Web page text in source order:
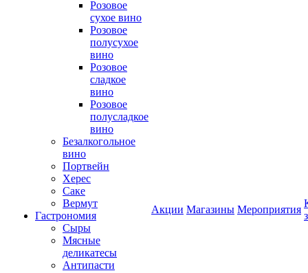
Розовое
сухое вино
Розовое
полусухое
вино
Розовое
сладкое
вино
Розовое
полусладкое
вино
Безалкогольное
вино
Портвейн
Херес
Саке
Вермут
Гастрономия
Сыры
Мясные
деликатесы
Антипасти
Акции Магазины Мероприятия